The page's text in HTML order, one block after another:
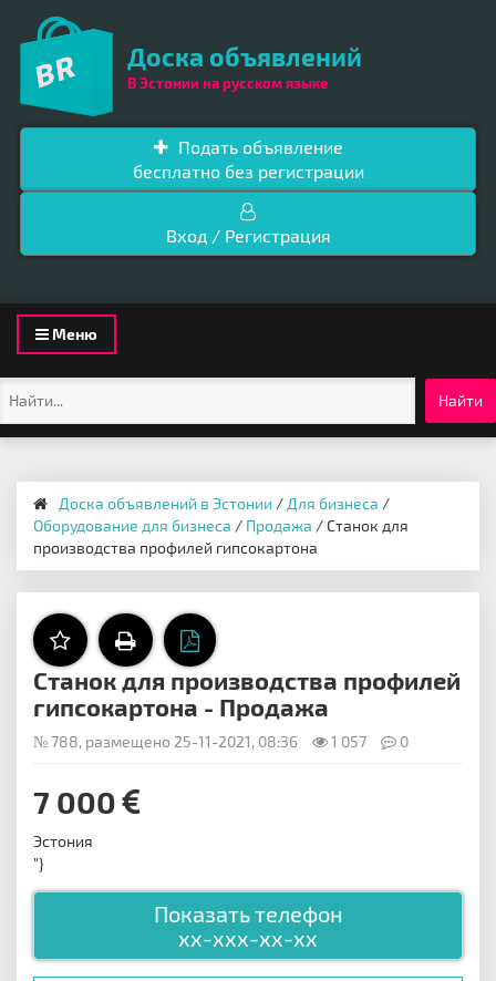
Доска объявлений
В Эстонии на русском языке
Подать объявление
бесплатно без регистрации
Вход / Регистрация
Toggle
navigation
Меню
Найти
Доска объявлений в Эстонии / Для бизнеса /
Оборудование для бизнеса / Продажа / Станок для
производства профилей гипсокартона
Станок для производства профилей
гипсокартона - Продажа
№ 788, размещено 25-11-2021, 08:36 1 057 0
7 000
Эстония
"}
Показать телефон
xx-xxx-xx-xx